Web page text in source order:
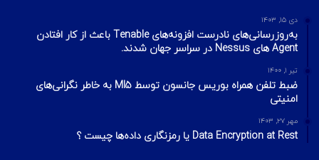
دی ۱۵, ۱۴۰۳
به‌روزرسانی‌های نادرست افزونه‌های Tenable باعث از کار افتادن
Agent های Nessus در سراسر جهان شدند.
تیر ۱, ۱۴۰۰
ضبط تلفن همراه بوریس جانسون توسط MI5 به خاطر نگرانی‌های
امنیتی
مهر ۲۷, ۱۴۰۳
Data Encryption at Rest یا رمزنگاری داده‌ها چیست ؟